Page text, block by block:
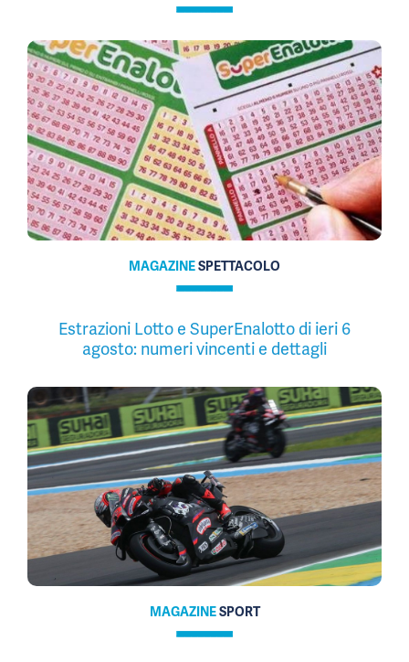
MAGAZINESPETTACOLO
Estrazioni Lotto e SuperEnalotto di ieri 6
agosto: numeri vincenti e dettagli
MAGAZINESPORT